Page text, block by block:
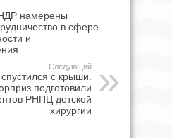
намерены
в сфере
и
Следующий
с крыши.
подготовили
РНПЦ детской
хирургии